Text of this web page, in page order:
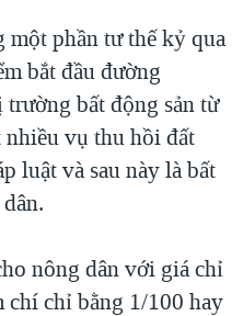
phần tư thế kỷ qua
bắt đầu đường
bất động sản từ
nhiều vụ thu hồi đất
luật và sau này là bất
nông dân với giá chỉ
chí chỉ bằng 1/100 hay